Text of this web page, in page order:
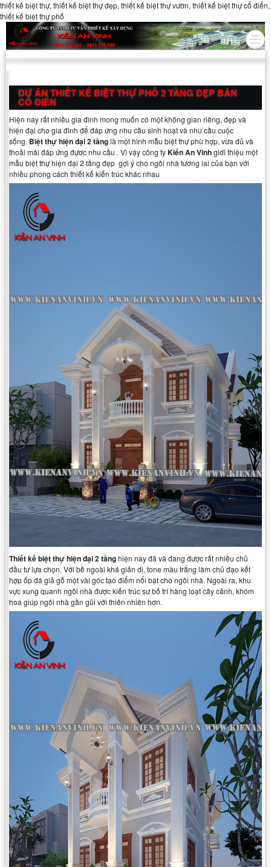
thiết kế biệt thự, thiết kế biệt thự đẹp, thiết kế biệt thự vườn, thiết kế biệt thự cổ điển,
thiết kế biệt thự phố
DỰ ÁN THIẾT KẾ BIỆT THỰ PHỐ 2 TẦNG ĐẸP BÁN
CỔ ĐIỂN
Hiện nay rất nhiều gia đình mong muốn có một không gian riêng, đẹp và
hiện đại cho gia đình để đáp ứng nhu cầu sinh hoạt và nhu cầu cuộc
sống. Biệt thự hiện đại 2 tầnglà một hình mẫu biệt thự phù hợp, vừa đủ và
thoải mái đáp ứng đựơc nhu cầu . Vì vậy công tyKiến An Vinhgiới thiệu một
mẫu biệt thự hiện đại 2 tầng đẹp gợi ý cho ngôi nhà tương lai của bạn với
nhiều phong cách thiết kế kiến trúc khác nhau
Thiết kế biệt thự hiện đại 2 tầnghiện nay đã và đang được rất nhiều chủ
đầu tư lựa chọn. Với bề ngoài khá giản dị, tone màu trắng làm chủ đạo kết
hợp ốp đá giả gỗ một vài góc tạo điểm nổi bật cho ngôi nhà. Ngoài ra, khu
vực xung quanh ngôi nhà được kiến trúc sư bố trí hàng loạt cây cảnh, khóm
hoa giúp ngôi nhà gần gũi với thiên nhiên hơn.